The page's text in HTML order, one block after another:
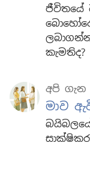
ජීවිතයේ
කැමතිද?
අපි ගැන
මාව